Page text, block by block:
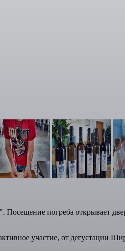
погреба открывает
участие, от дегустации